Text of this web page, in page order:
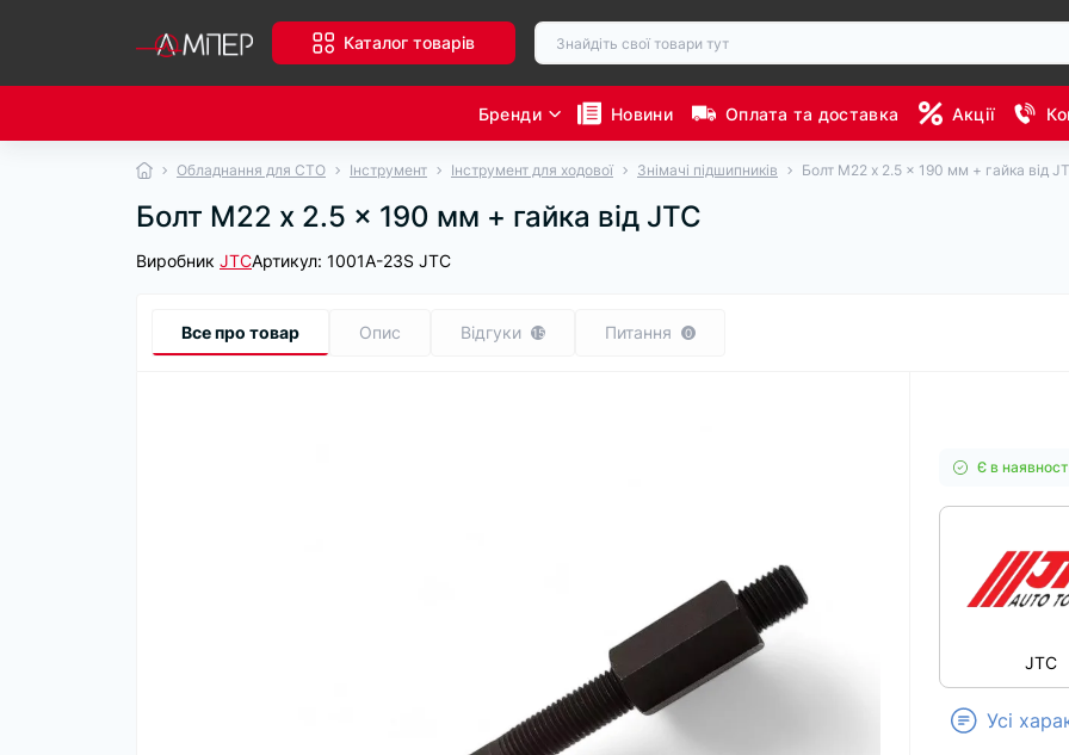
Каталог товарів
Бренди Новини Оплата та доставка Акції
Обладнання для СТО Інструмент Інструмент для ходової Знімачі підшипників Болт М22 x 2.5 x 190 мм + гайка від
Болт М22 x 2.5 x 190 мм + гайка від JTC
Виробник JTCАртикул: 1001A-23S JTC
Все про товар Опис Відгуки 15 Питання 0
Є в
JTC
Усі